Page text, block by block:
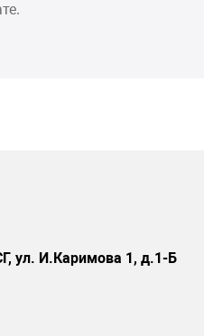
ул. И.Каримова 1, д.1-Б